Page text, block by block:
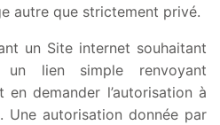
autre que strictement privé.
un Site internet souhaitant
lien simple renvoyant
demander l’autorisation à
. Une autorisation donnée par